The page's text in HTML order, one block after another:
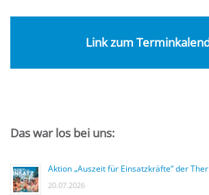
Link zum
Das war los bei uns:
Aktion „Auszeit für Einsatzkräfte“ der
20.07.2026